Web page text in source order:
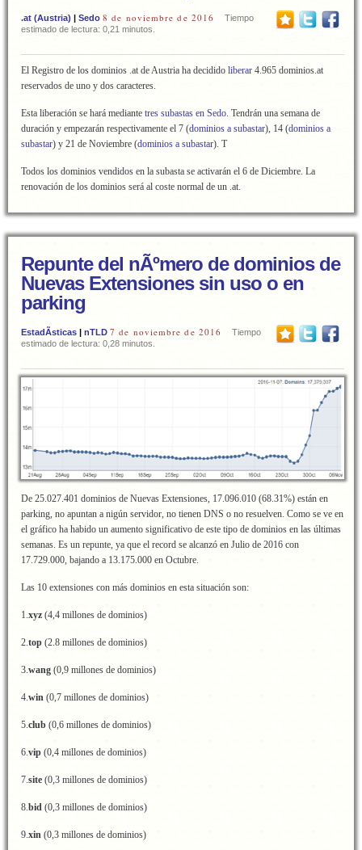
.at (Austria) | Sedo 8 de noviembre de 2016
Tiempo
estimado de lectura: 0,21 minutos.
El Registro de los dominios .at de Austria ha decidido liberar 4.965 dominios.at
reservados de uno y dos caracteres.
Esta liberación se hará mediante tres subastas en Sedo. Tendrán una semana de
duración y empezarán respectivamente el 7 (dominios a subastar), 14 (dominios a
subastar) y 21 de Noviembre (dominios a subastar). T
Todos los dominios vendidos en la subasta se activarán el 6 de Diciembre. La
renovación de los dominios será al coste normal de un .at.
Repunte del nÃºmero de dominios de
Nuevas Extensiones sin uso o en
parking
EstadÃ­sticas | nTLD 7 de noviembre de 2016
Tiempo
estimado de lectura: 0,28 minutos.
De 25.027.401 dominios de Nuevas Extensiones, 17.096.010 (68.31%) están en
parking, no apuntan a nigún servidor, no tienen DNS o no resuelven. Como se ve en
el gráfico ha habido un aumento significativo de este tipo de dominios en las últimas
semanas. Es un repunte, ya que el record se alcanzó en Julio de 2016 con
17.729.000, bajando a 13.175.000 en Octubre.
Las 10 extensiones con más dominios en esta situación son:
1.xyz (4,4 millones de dominios)
2.top (2.8 millones de dominios)
3.wang (0,9 millones de dominios)
4.win (0,7 millones de dominios)
5.club (0,6 millones de dominios)
6.vip (0,4 millones de dominios)
7.site (0,3 millones de dominios)
8.bid (0,3 millones de dominios)
9.xin (0,3 millones de dominios)